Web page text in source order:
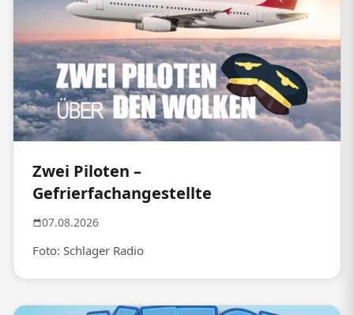
Zwei Piloten –
Gefrierfachangestellte
07.08.2026
Foto: Schlager Radio